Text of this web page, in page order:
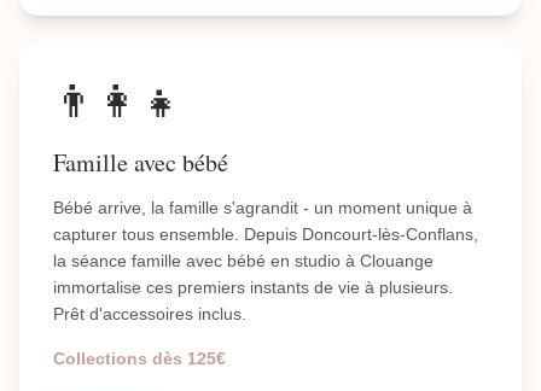
👨‍👩‍👧
Famille avec bébé
Bébé arrive, la famille s'agrandit - un moment unique à
capturer tous ensemble. Depuis Doncourt-lès-Conflans,
la séance famille avec bébé en studio à Clouange
immortalise ces premiers instants de vie à plusieurs.
Prêt d'accessoires inclus.
Collections dès 125€